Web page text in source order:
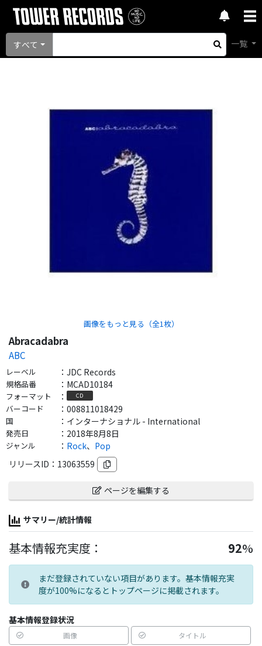
すべて 一覧
画像をもっと見る（全1 枚）
Abracadabra
ABC
レーベル ： JDC Records
規格品番 ： MCAD10184
フォーマット ： CD
バーコード ： 008811018429
国 ： インターナショナル - International
発売日 ： 2018年8月8日
ジャンル ： Rock、 Pop
リリースID： 13063559
ページを編集する
サマリー/統計情報
基本情報充実度： 92%
まだ登録されていない項目があります。基本情報充実
度が100%になるとトップページに掲載されます。
基本情報登録状況
画像 タイトル